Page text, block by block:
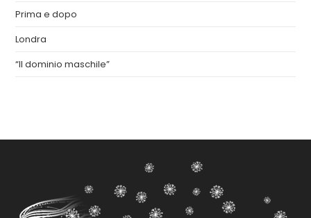
Prima e dopo
Londra
“Il dominio maschile”